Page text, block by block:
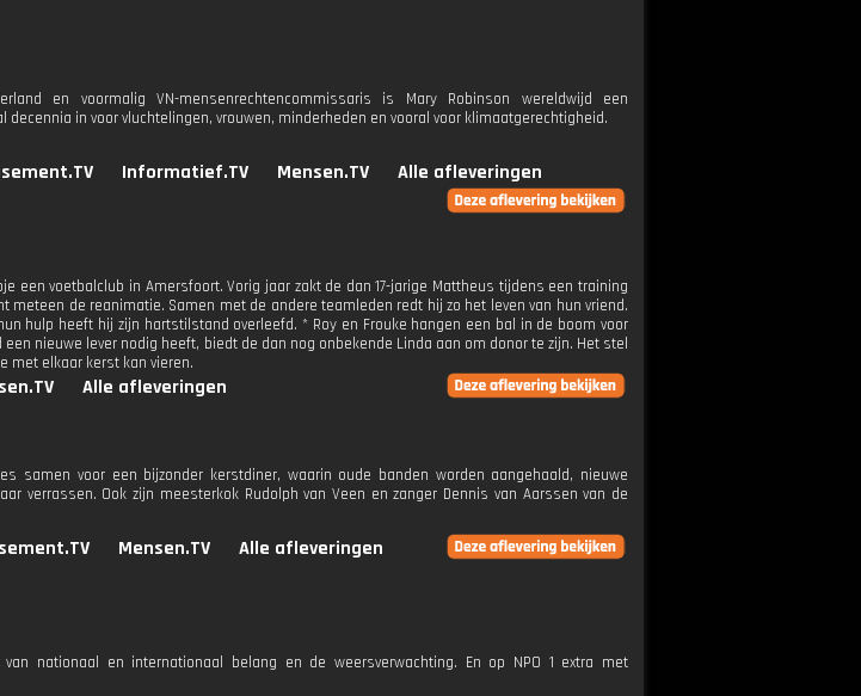
en voormalig VN-mensenrechtencommissaris is Mary Robinson wereldwijd een
decennia in voor vluchtelingen, vrouwen, minderheden en vooral voor klimaatgerechtigheid.
Informatief.TV Mensen.TV Alle afleveringen
een voetbalclub in Amersfoort. Vorig jaar zakt de dan 17-jarige Mattheus tijdens een training
meteen de reanimatie. Samen met de andere teamleden redt hij zo het leven van hun vriend.
hulp heeft hij zijn hartstilstand overleefd. * Roy en Frouke hangen een bal in de boom voor
een nieuwe lever nodig heeft, biedt de dan nog onbekende Linda aan om donor te zijn. Het stel
met elkaar kerst kan vieren.
Alle afleveringen
samen voor een bijzonder kerstdiner, waarin oude banden worden aangehaald, nieuwe
verrassen. Ook zijn meesterkok Rudolph van Veen en zanger Dennis van Aarssen van de
Mensen.TV Alle afleveringen
nationaal en internationaal belang en de weersverwachting. En op NPO 1 extra met